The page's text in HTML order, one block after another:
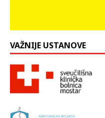
VAŽNIJE USTANOVE